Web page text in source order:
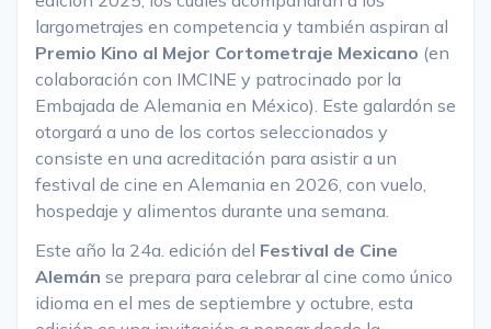
largometrajes en competencia y también aspiran al
Premio Kino al Mejor Cortometraje Mexicano (en
colaboración con IMCINE y patrocinado por la
Embajada de Alemania en México). Este galardón se
otorgará a uno de los cortos seleccionados y
consiste en una acreditación para asistir a un
festival de cine en Alemania en 2026, con vuelo,
hospedaje y alimentos durante una semana.
Este año la 24a. edición del Festival de Cine
Alemán se prepara para celebrar al cine como único
idioma en el mes de septiembre y octubre, esta